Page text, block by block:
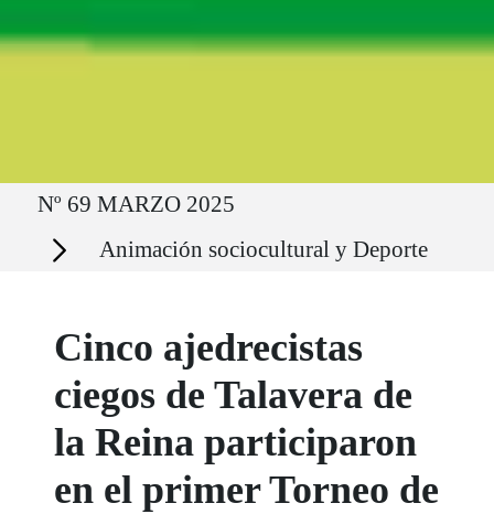
Ruta del sitio
Nº 69 MARZO 2025
Secciones Animación sociocultural y Deporte
Cinco ajedrecistas
ciegos de Talavera de
la Reina participaron
en el primer Torneo de